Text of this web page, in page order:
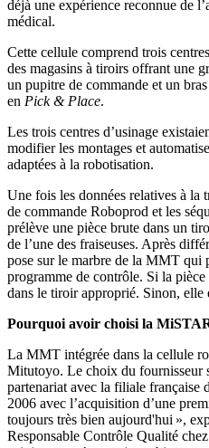
déjà une expérience reconnue de
médical.
Cette cellule comprend trois
des magasins à tiroirs offrant une
un pupitre de commande et un
en Pick & Place.
Les trois centres d’usinage
modifier les montages et
adaptées à la robotisation.
Une fois les données relatives à la
de commande Roboprod et les
prélève une pièce brute dans un
de l’une des fraiseuses. Après
pose sur le marbre de la MMT qui
programme de contrôle. Si la
dans le tiroir approprié. Sinon, elle
Pourquoi avoir choisi la
La MMT intégrée dans la cellule
Mitutoyo. Le choix du fournisseur
partenariat avec la filiale française
2006 avec l’acquisition d’une
toujours très bien aujourd'hui »,
Responsable Contrôle Qualité